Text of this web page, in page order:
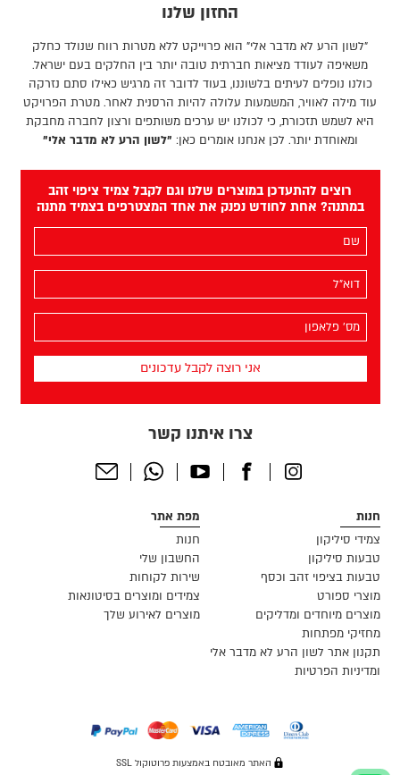
החזון שלנו
"לשון הרע לא מדבר אלי" הוא פרוייקט ללא מטרות רווח שנולד כחלק
משאיפה לעודד מציאות חברתית טובה יותר בין החלקים בעם ישראל.
כולנו נופלים לעיתים בלשוננו, בעוד לדובר זה מרגיש כאילו סתם נזרקה
עוד מילה לאוויר, המשמעות עלולה להיות הרסנית לאחר. מטרת הפרויקט
היא לשמש תזכורת, כי לכולנו יש ערכים משותפים ורצון לחברה מחבקת
ומאוחדת יותר. לכן אנחנו אומרים כאן: "לשון הרע לא מדבר אלי"
רוצים להתעדכן במוצרים שלנו וגם לקבל צמיד ציפוי זהב
במתנה? אחת לחודש נפנק את אחד המצטרפים בצמיד מתנה
שלך
שלך
הפלאפון
צרו איתנו קשר
Instagram
Facebook
Youtube
Whatsapp
Send
חנות
צמידי סיליקון
טבעות סיליקון
טבעות בציפוי זהב וכסף
מוצרי ספורט
מוצרים מיוחדים ומדליקים
מחזיקי מפתחות
תקנון אתר לשון הרע לא מדבר אלי
ומדיניות הפרטיות
מפת אתר
חנות
החשבון שלי
שירות לקוחות
צמידים ומוצרים בסיטונאות
מוצרים לאירוע שלך
האתר מאובטח באמצעות פרוטוקול SSL